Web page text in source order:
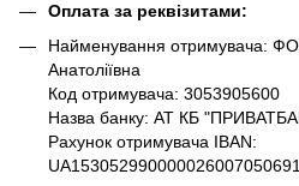
Оплата за реквізитами:
Найменування отримувача:
Анатоліївна
Код отримувача: 3053905600
Назва банку: АТ КБ
Рахунок отримувача IBAN: